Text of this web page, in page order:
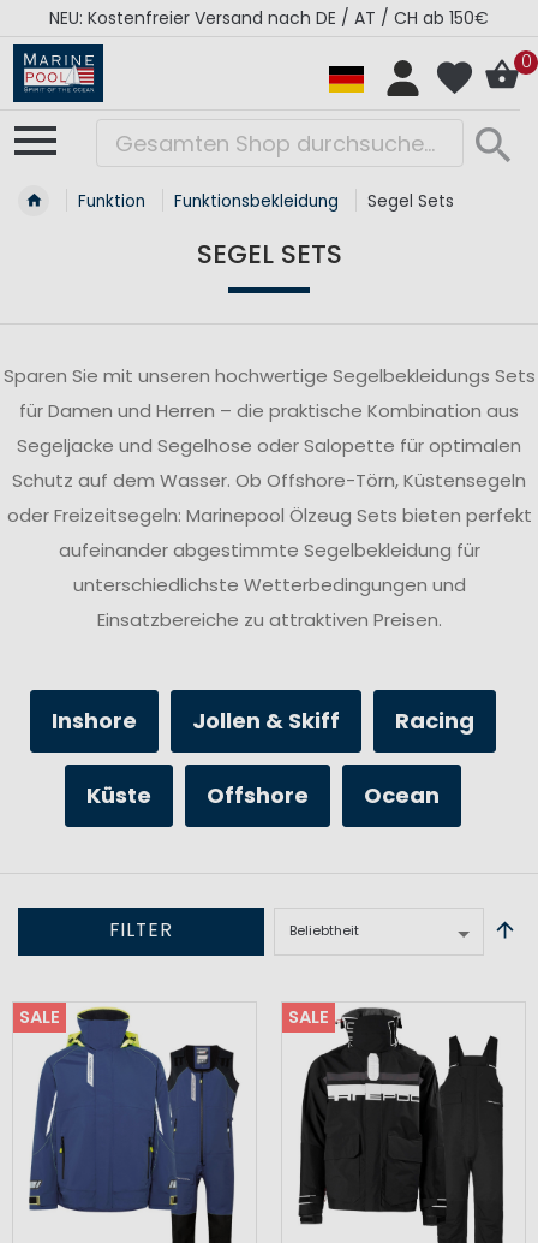
RÉGATES ROYALES Kollektion - Super Sale
0
Funktion Funktionsbekleidung Segel Sets
SEGEL SETS
Sparen Sie mit unseren hochwertige Segelbekleidungs Sets
für Damen und Herren – die praktische Kombination aus
Segeljacke und Segelhose oder Salopette für optimalen
Schutz auf dem Wasser. Ob Offshore-Törn, Küstensegeln
oder Freizeitsegeln: Marinepool Ölzeug Sets bieten perfekt
aufeinander abgestimmte Segelbekleidung für
unterschiedlichste Wetterbedingungen und
Einsatzbereiche zu attraktiven Preisen.
Inshore Jollen & Skiff Racing
Küste Offshore Ocean
FILTER
SALE SALE